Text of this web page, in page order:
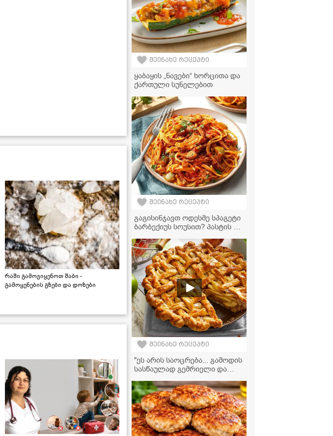
რაში გამოვიყენოთ შაბი -
გამოყენების გზები და დოზები
შეინახე რეცეპტი
ყაბაყის „ნავები“ ხორცითა და
ქართული სუნელებით
შეინახე რეცეპტი
გაგისინჯავთ ოდესმე სპაგეტი
ბარბექიუს სოუსით? პასტის ეს
ვახშამი გახდება
შეინახე რეცეპტი
"ეს არის საოცრება... გამოდის
სასწაულად გემრიელი და
- ვაშლის ნამცხვრის რეცეპტი